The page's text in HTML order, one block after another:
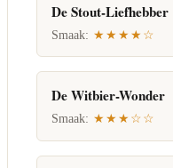
De Stout-Liefhebber
Smaak: ★★★★☆
De Witbier-Wonder
Smaak: ★★★☆☆